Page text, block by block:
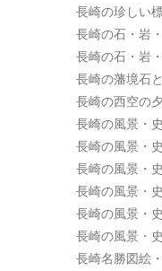
長崎の珍しい
長崎の石・岩
長崎の石・岩
長崎の藩境石
長崎の西空の
長崎の風景・
長崎の風景・
長崎の風景・
長崎の風景・
長崎の風景・
長崎の風景・
長崎名勝図絵